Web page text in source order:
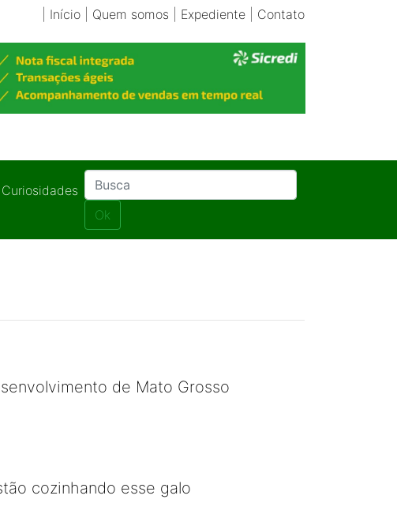
Início| Quem somos Expediente| Contato
Curiosidades
Ok
de Mato Grosso
cozinhando esse galo